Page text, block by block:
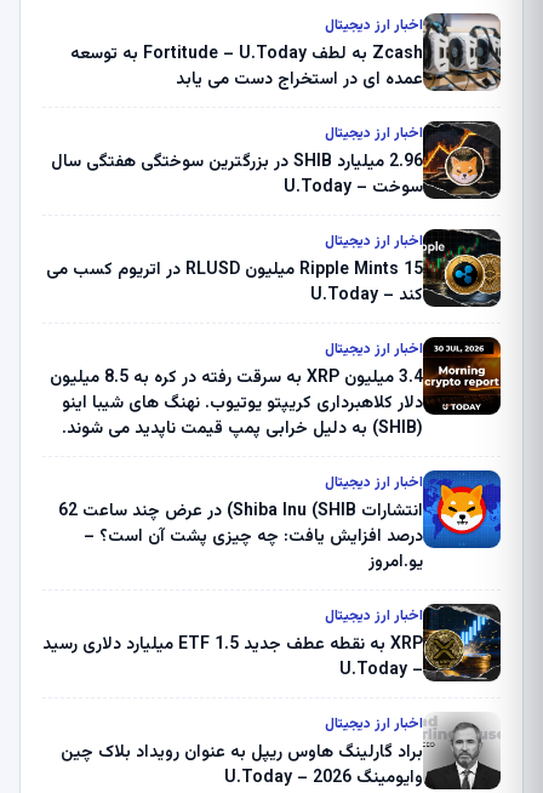
اخبار ارز دیجیتال
Zcash به لطف Fortitude – U.Today به توسعه
عمده ای در استخراج دست می یابد
اخبار ارز دیجیتال
2.96 میلیارد SHIB در بزرگترین سوختگی هفتگی سال
سوخت – U.Today
اخبار ارز دیجیتال
Ripple Mints 15 میلیون RLUSD در اتریوم کسب می
کند – U.Today
اخبار ارز دیجیتال
3.4 میلیون XRP به سرقت رفته در کره به 8.5 میلیون
دلار کلاهبرداری کریپتو یوتیوب. نهنگ های شیبا اینو
(SHIB) به دلیل خرابی پمپ قیمت ناپدید می شوند.
ثبت کرد – گزارش کریپتو صبح – U.Today
اخبار ارز دیجیتال
انتشارات Shiba Inu (SHIB) در عرض چند ساعت 62
درصد افزایش یافت: چه چیزی پشت آن است؟ –
یو.امروز
اخبار ارز دیجیتال
XRP به نقطه عطف جدید ETF 1.5 میلیارد دلاری رسید
– U.Today
اخبار ارز دیجیتال
براد گارلینگ هاوس ریپل به عنوان رویداد بلاک چین
وایومینگ 2026 – U.Today